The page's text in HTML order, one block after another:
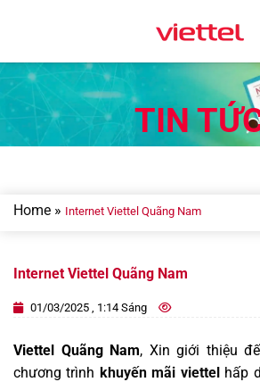
TIN
Home » Internet Viettel Quãng Nam
Internet Viettel Quãng Nam
01/03/2025 , 1:14 Sáng
Viettel Quãng Nam, Xin giới thiệu
chương trình khuyến mãi viettelhấp